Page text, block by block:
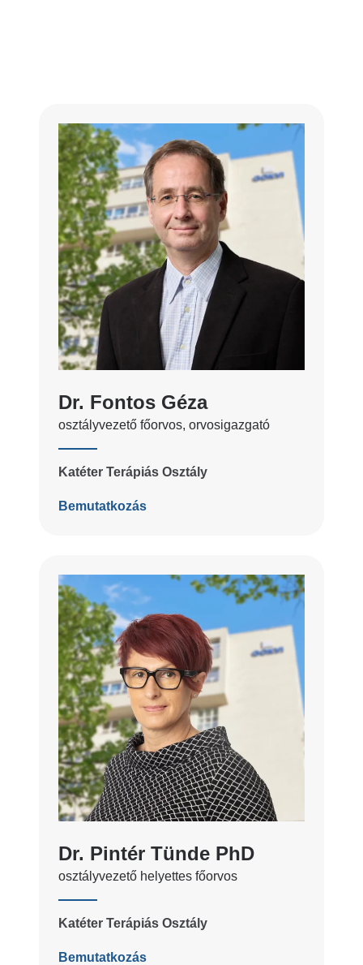
Dr. Fontos Géza
osztályvezető főorvos, orvosigazgató
Katéter Terápiás Osztály
Bemutatkozás
Dr. Pintér Tünde PhD
osztályvezető helyettes főorvos
Katéter Terápiás Osztály
Bemutatkozás